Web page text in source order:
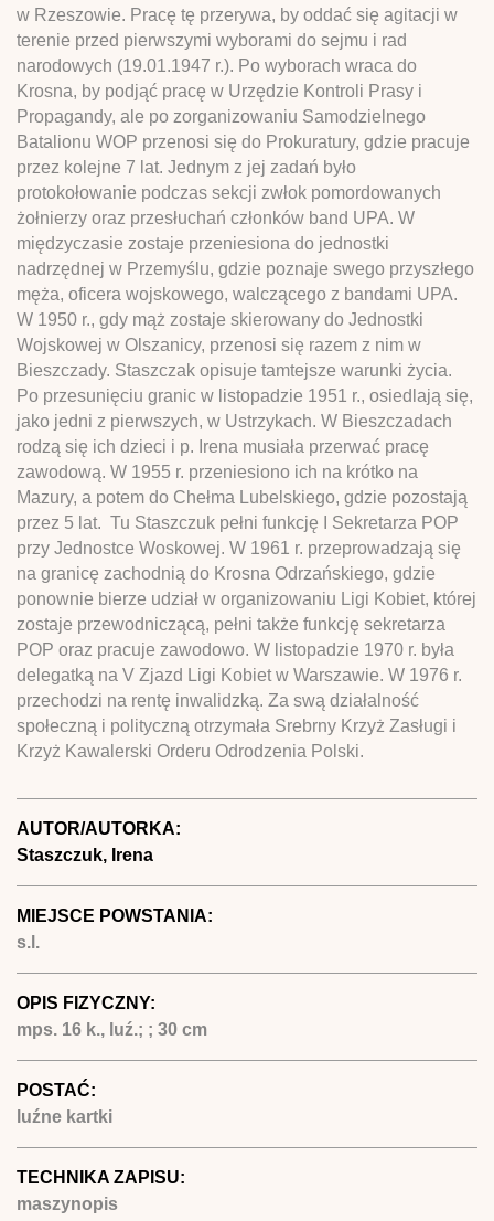
w Rzeszowie. Pracę tę przerywa, by oddać się agitacji w
terenie przed pierwszymi wyborami do sejmu i rad
narodowych (19.01.1947 r.). Po wyborach wraca do
Krosna, by podjąć pracę w Urzędzie Kontroli Prasy i
Propagandy, ale po zorganizowaniu Samodzielnego
Batalionu WOP przenosi się do Prokuratury, gdzie pracuje
przez kolejne 7 lat. Jednym z jej zadań było
protokołowanie podczas sekcji zwłok pomordowanych
żołnierzy oraz przesłuchań członków band UPA. W
międzyczasie zostaje przeniesiona do jednostki
nadrzędnej w Przemyślu, gdzie poznaje swego przyszłego
męża, oficera wojskowego, walczącego z bandami UPA.
W 1950 r., gdy mąż zostaje skierowany do Jednostki
Wojskowej w Olszanicy, przenosi się razem z nim w
Bieszczady. Staszczak opisuje tamtejsze warunki życia.
Po przesunięciu granic w listopadzie 1951 r., osiedlają się,
jako jedni z pierwszych, w Ustrzykach. W Bieszczadach
rodzą się ich dzieci i p. Irena musiała przerwać pracę
zawodową. W 1955 r. przeniesiono ich na krótko na
Mazury, a potem do Chełma Lubelskiego, gdzie pozostają
przez 5 lat. Tu Staszczuk pełni funkcję I Sekretarza POP
przy Jednostce Woskowej. W 1961 r. przeprowadzają się
na granicę zachodnią do Krosna Odrzańskiego, gdzie
ponownie bierze udział w organizowaniu Ligi Kobiet, której
zostaje przewodniczącą, pełni także funkcję sekretarza
POP oraz pracuje zawodowo. W listopadzie 1970 r. była
delegatką na V Zjazd Ligi Kobiet w Warszawie. W 1976 r.
przechodzi na rentę inwalidzką. Za swą działalność
społeczną i polityczną otrzymała Srebrny Krzyż Zasługi i
Krzyż Kawalerski Orderu Odrodzenia Polski.
AUTOR/AUTORKA:
Staszczuk, Irena
MIEJSCE POWSTANIA:
s.l.
OPIS FIZYCZNY:
mps. 16 k., luź.; ; 30 cm
POSTAĆ:
luźne kartki
TECHNIKA ZAPISU:
maszynopis